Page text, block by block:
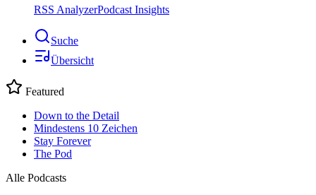
RSS AnalyzerPodcast Insights
Suche
Übersicht
Featured
Down to the Detail
Mindestens 10 Zeichen
Stay Forever
The Pod
Alle Podcasts